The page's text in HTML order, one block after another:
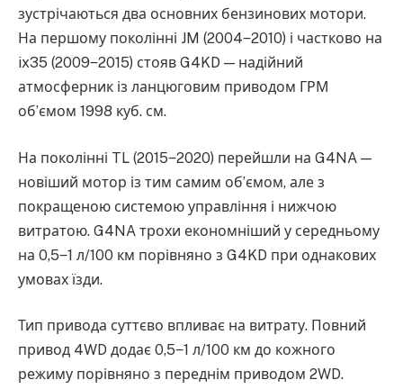
зустрічаються два основних бензинових мотори.
На першому поколінні JM (2004‒2010) і частково на
ix35 (2009‒2015) стояв G4KD — надійний
атмосферник із ланцюговим приводом ГРМ
об’ємом 1998 куб. см.
На поколінні TL (2015‒2020) перейшли на G4NA —
новіший мотор із тим самим об’ємом, але з
покращеною системою управління і нижчою
витратою. G4NA трохи економніший у середньому
на 0,5‒1 л/100 км порівняно з G4KD при однакових
умовах їзди.
Тип привода суттєво впливає на витрату. Повний
привод 4WD додає 0,5‒1 л/100 км до кожного
режиму порівняно з переднім приводом 2WD.